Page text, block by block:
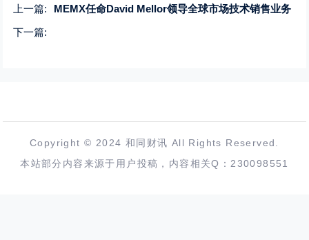
上一篇:
MEMX任命David Mellor领导全球市场技术销售业务
下一篇:
Copyright © 2024 和同财讯 All Rights Reserved.
本站部分内容来源于用户投稿，内容相关Q：230098551